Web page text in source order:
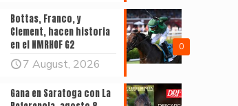
0
Bottas, Franco, y
Clement, hacen historia
en el NMRHOF G2
7 August, 2026
Gana en Saratoga con La